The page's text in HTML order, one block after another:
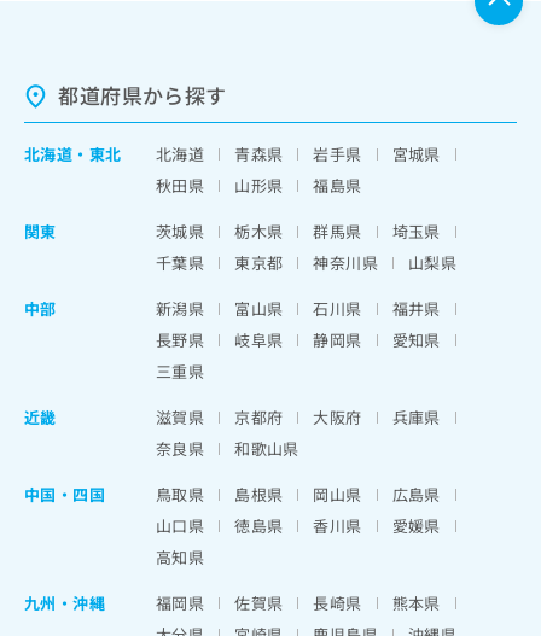
都道府県から探す
北海道 ・ 東北 北海道 青森県 岩手県
宮城県
秋田県
山形県
福島県
関東
茨城県 栃木県 群馬県
埼玉県
千葉県
東京都 神奈川県
山梨県
中部
新潟県 富山県 石川県
福井県
長野県
岐阜県 静岡県
愛知県
三重県
近畿
滋賀県 京都府 大阪府
兵庫県
奈良県
和歌山県
中国・四国
鳥取県 島根県 岡山県
広島県
山口県
徳島県 香川県
愛媛県
高知県
九州・沖縄
福岡県 佐賀県 長崎県
熊本県